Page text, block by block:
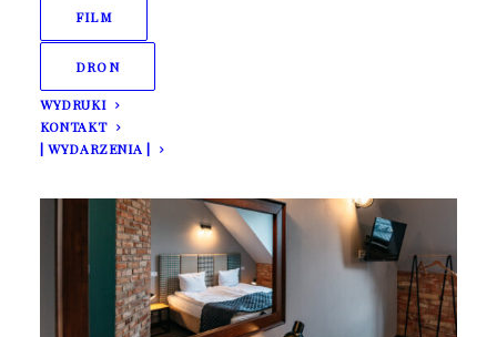
FILM
DRON
WYDRUKI
KONTAKT
| WYDARZENIA |